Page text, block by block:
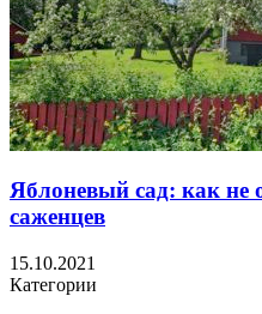
Яблоневый сад: как не
саженцев
15.10.2021
Категории